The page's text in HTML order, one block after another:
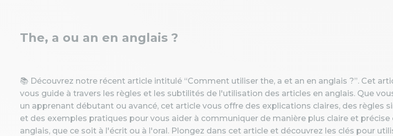
The, a ou an en anglais ?
📚 Découvrez notre récent article intitulé “Comment utiliser the, a et an en anglais ?”. Cet
vous guide à travers les règles et les subtilités de l'utilisation des articles en anglais. Que
un apprenant débutant ou avancé, cet article vous offre des explications claires, des règles
et des exemples pratiques pour vous aider à communiquer de manière plus claire et précise
anglais, que ce soit à l'écrit ou à l'oral. Plongez dans cet article et découvrez les clés pour